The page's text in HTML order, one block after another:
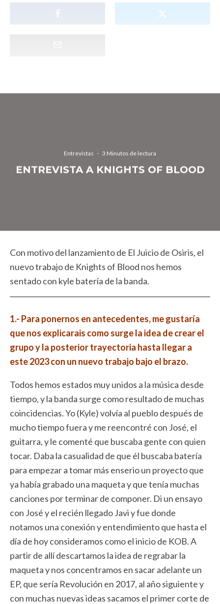
Entrevistas · 3 Minutos de lectura
ENTREVISTA A KNIGHTS OF BLOOD
Con motivo del lanzamiento de El Juicio de Osiris, el
nuevo trabajo de Knights of Blood nos hemos
sentado con kyle batería de la banda.
1.- Para ponernos en antecedentes, me gustaría
que nos explicarais como surge la idea de crear el
grupo y la posterior trayectoria hasta llegar a
este 2023 con un nuevo trabajo bajo el brazo.
Todos hemos estados muy unidos a la música desde
tiempo, y la banda surge como resultado de muchas
coincidencias. Yo (Kyle) volvía al pueblo después de
mucho tiempo fuera y me reencontré con José, el
guitarra, y le comenté que buscaba gente con quien
tocar. Daba la casualidad de que él buscaba batería
para empezar a tomar más enserio un proyecto que
ya había grabado una maqueta y que tenía muchas
canciones por terminar de componer. Di un ensayo
con José y el recién llegado Javi y fue donde
notamos una conexión y entendimiento que hasta el
día de hoy consideramos como el inicio de KOB. A
partir de allí descartamos la idea de regrabar la
maqueta y nos concentramos en sacar adelante un
EP, que sería Revolución en 2017, al año siguiente y
con muchas nuevas ideas sacamos el primer corte de